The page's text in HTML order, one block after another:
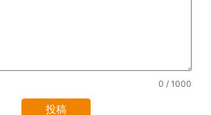
0 / 1000